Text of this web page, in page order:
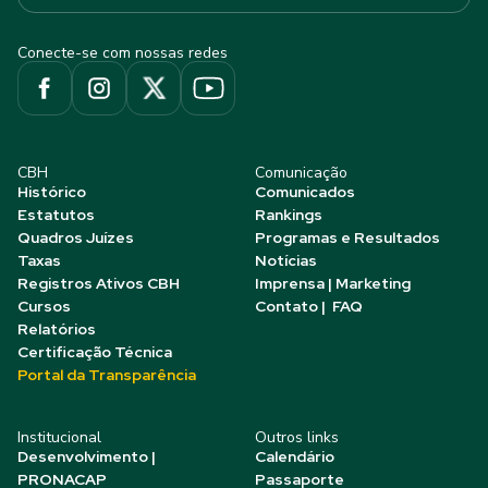
Conecte-se com nossas redes
CBH
Histórico
Estatutos
Quadros Juízes
Taxas
Registros Ativos CBH
Cursos
Relatórios
Certificação Técnica
Portal da Transparência
Comunicação
Comunicados
Rankings
Programas e Resultados
Notícias
Imprensa | Marketing
Contato | FAQ
Institucional
Desenvolvimento |
PRONACAP
Outros links
Calendário
Passaporte